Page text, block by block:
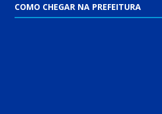
COMO CHEGAR NA PREFEITURA